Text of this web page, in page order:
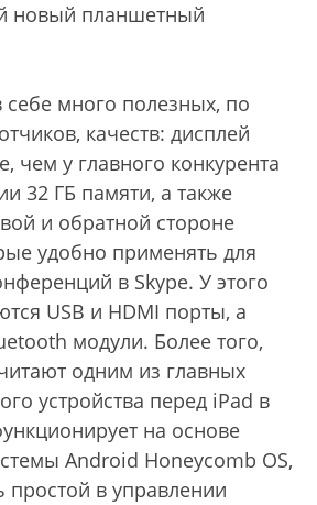
новый планшетный
много полезных, по
качеств: дисплей
чем у главного конкурента
32 ГБ памяти, а также
и обратной стороне
удобно применять для
в Skype. У этого
USB и HDMI порты, а
модули. Более того,
одним из главных
устройства перед iPad в
на основе
Android Honeycomb OS,
простой в управлении